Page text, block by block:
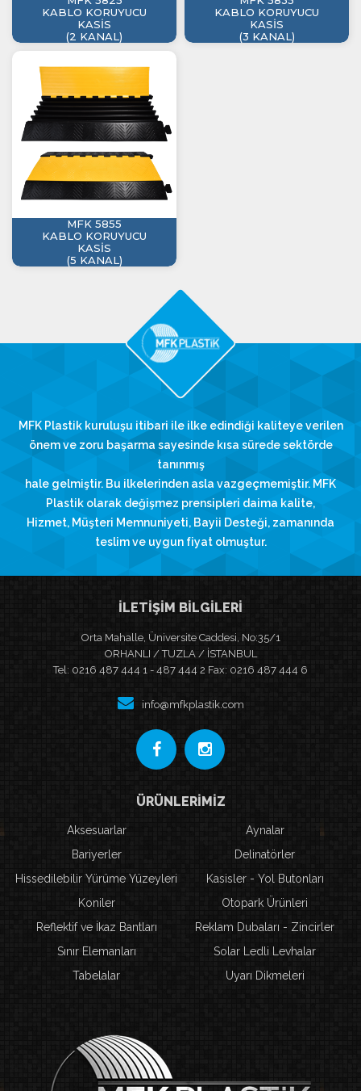
KABLO KORUYUCU
KASİS
(2 KANAL)
KABLO KORUYUCU
KASİS
(3 KANAL)
MFK 5855
KABLO KORUYUCU
KASİS
(5 KANAL)
MFK Plastik kuruluşu itibari ile ilke edindiği kaliteye verilen
önem ve zoru başarma sayesinde kısa sürede sektörde
tanınmış
hale gelmiştir. Bu ilkelerinden asla vazgeçmemiştir. MFK
Plastik olarak değişmez prensipleri daima kalite,
Hizmet, Müşteri Memnuniyeti, Bayii Desteği, zamanında
teslim ve uygun fiyat olmuştur.
İLETİŞİM BİLGİLERİ
Orta Mahalle, Üniversite Caddesi, No:35/1
ORHANLI / TUZLA / İSTANBUL
Tel: 0216 487 444 1 - 487 444 2 Fax: 0216 487 444 6
info@mfkplastik.com
ÜRÜNLERİMİZ
Aksesuarlar
Aynalar
Bariyerler
Delinatörler
Hissedilebilir Yürüme Yüzeyleri
Kasisler - Yol Butonları
Koniler
Otopark Ürünleri
Reflektif ve İkaz Bantları
Reklam Dubaları - Zincirler
Sınır Elemanları
Solar Ledli Levhalar
Tabelalar
Uyarı Dikmeleri